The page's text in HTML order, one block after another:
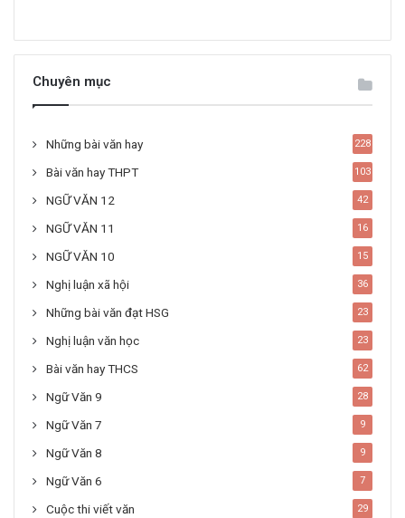
Chuyên mục
Những bài văn hay 228
Bài văn hay THPT 103
NGỮ VĂN 12 42
NGỮ VĂN 11 16
NGỮ VĂN 10 15
Nghị luận xã hội 36
Những bài văn đạt HSG 23
Nghị luận văn học 23
Bài văn hay THCS 62
Ngữ Văn 9 28
Ngữ Văn 7 9
Ngữ Văn 8 9
Ngữ Văn 6 7
Cuộc thi viết văn 29